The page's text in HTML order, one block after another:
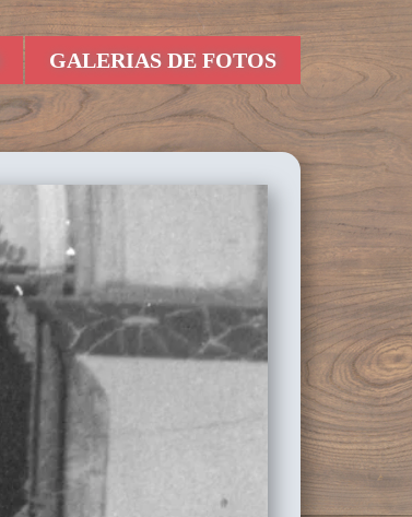
GALERIAS DE FOTOS